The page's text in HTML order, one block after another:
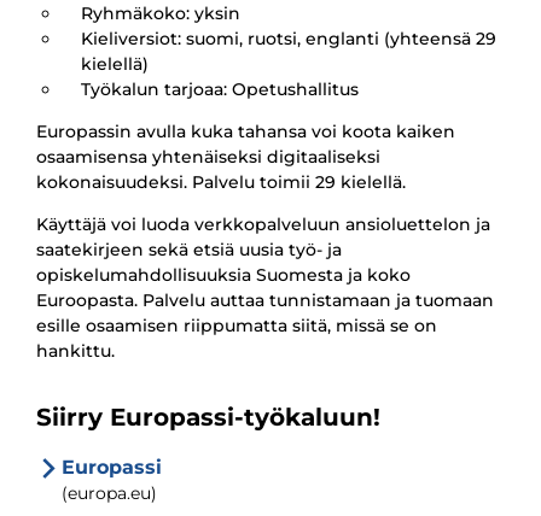
Ryhmäkoko: yksin
Kieliversiot: suomi, ruotsi, englanti (yhteensä 29
kielellä)
Työkalun tarjoaa: Opetushallitus
Europassin avulla kuka tahansa voi koota kaiken
osaamisensa yhtenäiseksi digitaaliseksi
kokonaisuudeksi. Palvelu toimii 29 kielellä.
Käyttäjä voi luoda verkkopalveluun ansioluettelon ja
saatekirjeen sekä etsiä uusia työ- ja
opiskelumahdollisuuksia Suomesta ja koko
Euroopasta. Palvelu auttaa tunnistamaan ja tuomaan
esille osaamisen riippumatta siitä, missä se on
hankittu.
Siirry Europassi-työkaluun!
Europassi
(europa.eu)